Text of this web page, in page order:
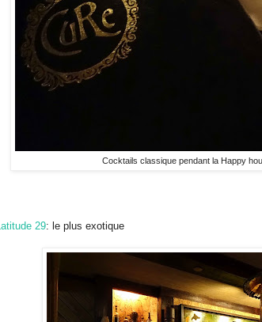
Cocktails classique pendant la Happy
Latitude 29: le plus exotique